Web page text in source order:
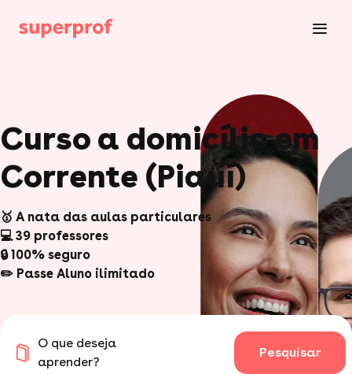
Curso a domicílio em
Corrente (Piauí)
🥇 A nata das aulas particulares
💻 39 professores
🔒 100% seguro
✏️ Passe Aluno ilimitado
O que deseja
aprender?
Pesquisar